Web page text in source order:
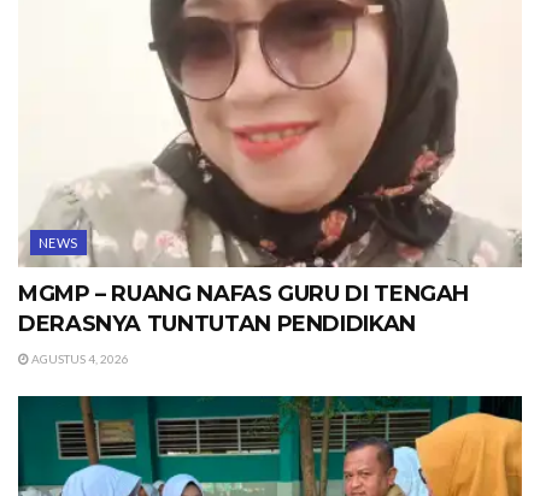
NEWS
MGMP – RUANG NAFAS GURU DI TENGAH
DERASNYA TUNTUTAN PENDIDIKAN
AGUSTUS 4, 2026